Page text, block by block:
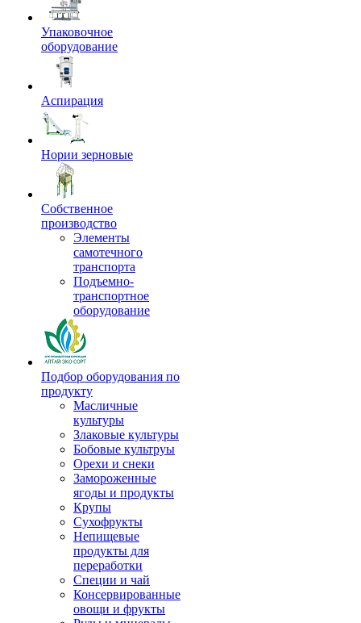
Упаковочное
оборудование
Аспирация
Нории зерновые
Собственное
производство
Элементы
самотечного
транспорта
Подъемно-
транспортное
оборудование
Подбор оборудования по
продукту
Масличные
культуры
Злаковые культуры
Бобовые культруы
Орехи и снеки
Замороженные
ягоды и продукты
Крупы
Сухофрукты
Непищевые
продукты для
переработки
Специи и чай
Консервированные
овощи и фрукты